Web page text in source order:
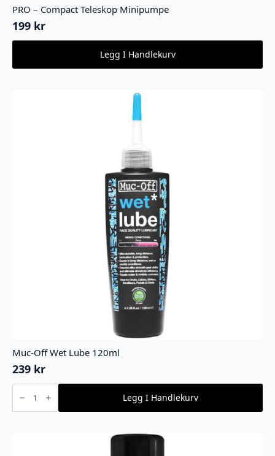
PRO – Compact Teleskop Minipumpe
199 kr
Legg I Handlekurv
Muc-Off Wet Lube 120ml
239 kr
Muc-
Wet
Lube
Legg I Handlekurv